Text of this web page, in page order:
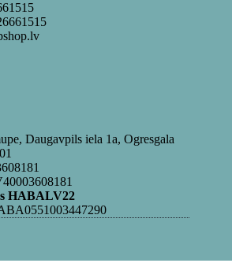
Daugavpils iela 1a, Ogresgala
HABALV22